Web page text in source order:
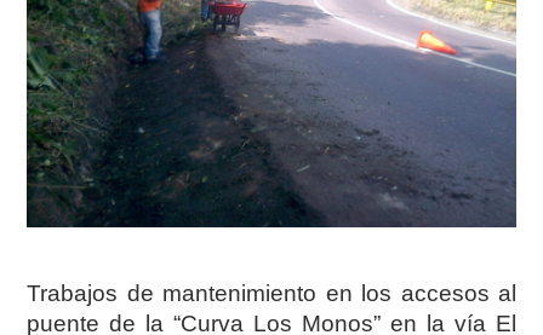
Trabajos de mantenimiento en los accesos al
puente de la “Curva Los Monos” en la vía El